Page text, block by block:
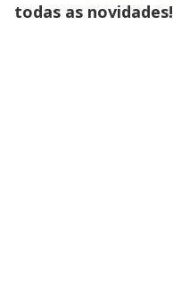
todas as novidades!